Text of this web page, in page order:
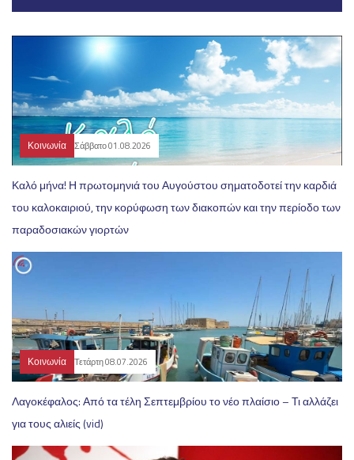
Κοινωνία Σάββατο 01.08.2026
Καλό μήνα! Η πρωτομηνιά του Αυγούστου σηματοδοτεί την καρδιά
του καλοκαιριού, την κορύφωση των διακοπών και την περίοδο των
παραδοσιακών γιορτών
Κοινωνία Τετάρτη 08.07.2026
Λαγοκέφαλος: Από τα τέλη Σεπτεμβρίου το νέο πλαίσιο – Τι αλλάζει
για τους αλιείς (vid)